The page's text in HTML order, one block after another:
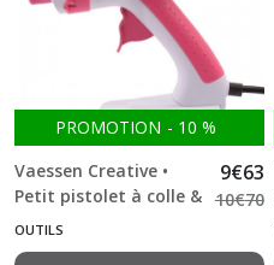
PROMOTION - 10 %
Vaessen Creative •
Petit pistolet à colle &
10 bâtons de colle
9€63
10€70
OUTILS